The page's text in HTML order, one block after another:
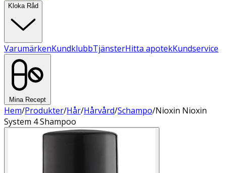
Kloka Råd
VarumärkenKundklubbTjänsterHitta apotekKundservice
Mina Recept
Hem/Produkter/Hår/Hårvård/Schampo/Nioxin Nioxin
System 4 Shampoo